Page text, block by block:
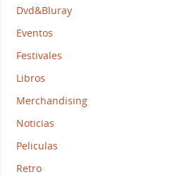
Dvd&Bluray
Eventos
Festivales
Libros
Merchandising
Noticias
Peliculas
Retro